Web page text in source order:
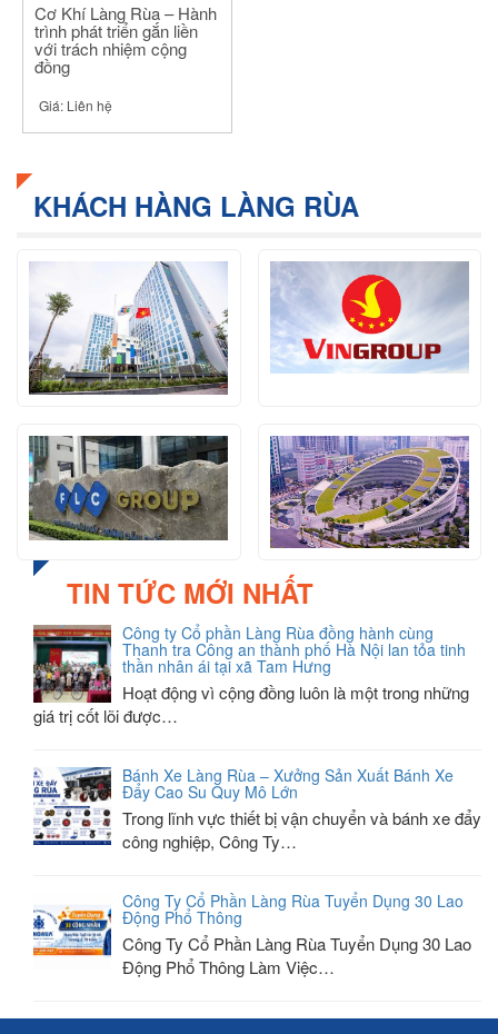
Cơ Khí Làng Rùa – Hành
trình phát triển gắn liền
với trách nhiệm cộng
đồng
Giá: Liên hệ
KHÁCH HÀNG LÀNG RÙA
TIN TỨC MỚI NHẤT
Công ty Cổ phần Làng Rùa đồng hành cùng
Thanh tra Công an thành phố Hà Nội lan tỏa tinh
thần nhân ái tại xã Tam Hưng
Hoạt động vì cộng đồng luôn là một trong những
giá trị cốt lõi được…
Bánh Xe Làng Rùa – Xưởng Sản Xuất Bánh Xe
Đẩy Cao Su Quy Mô Lớn
Trong lĩnh vực thiết bị vận chuyển và bánh xe đẩy
công nghiệp, Công Ty…
Công Ty Cổ Phần Làng Rùa Tuyển Dụng 30 Lao
Động Phổ Thông
Công Ty Cổ Phần Làng Rùa Tuyển Dụng 30 Lao
Động Phổ Thông Làm Việc…